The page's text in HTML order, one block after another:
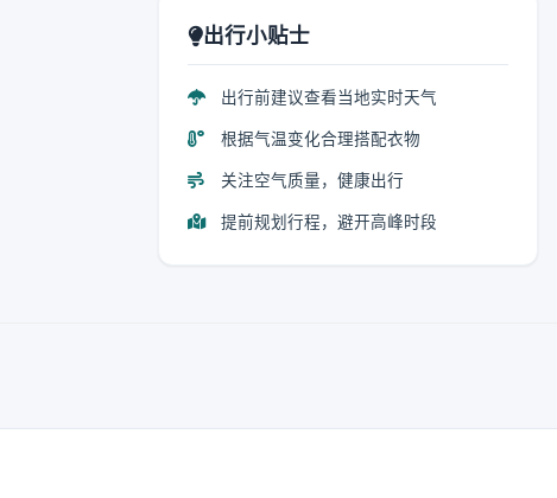
出行小贴士
出行前建议查看当地实时天气
根据气温变化合理搭配衣物
关注空气质量，健康出行
提前规划行程，避开高峰时段